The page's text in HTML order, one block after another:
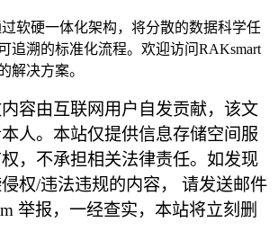
软硬一体化架构，将分散的数据科学任
追溯的标准化流程。欢迎访问RAKsmart
解决方案。
容由互联网用户自发贡献，该文
人。本站仅提供信息存储空间服
，不承担相关法律责任。如发现
权/违法违规的内容， 请发送邮件
举报，一经查实，本站将立刻删